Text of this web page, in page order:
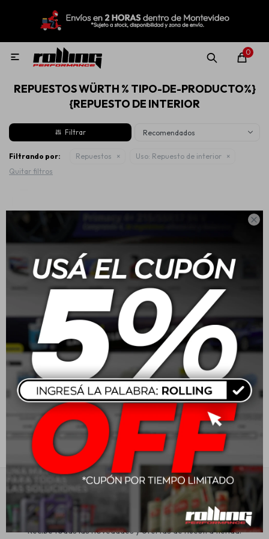

0

REPUESTOS WÜRTH % TIPO-DE-PRODUCTO%}
{REPUESTO DE INTERIOR
Recomendados
Filtrando por: Repuestos Uso: Repuesto de interior
Quitar filtros
Wurth Kit Fuelle
Homocinetica Universal
138M
$863
Suscríbete a nuestra newsletter
Recibe todas las novedades y ofertas de nuestra tienda.
MI CUENTA
Nuevo! Rolling Repuestos
Neumáticos
Llantas
Aerosoles
Estética automotriz
Accesorios
Baterías
Repuestos
Servicios